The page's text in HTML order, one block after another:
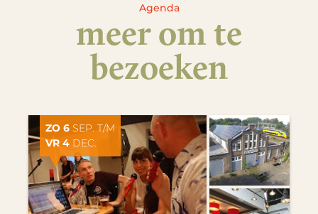
Agenda
meer om te
bezoeken
ZO 6 SEP. T/M
VR 4 DEC.